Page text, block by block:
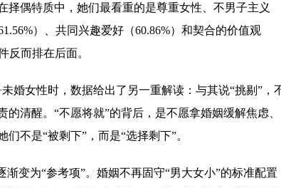
择偶特质中，她们最看重的是尊重女性、不男子主义
）、共同兴趣爱好（60.86%）和契合的价值观
反而排在后面。
婚女性时，数据给出了另一重解读：与其说“挑剔”，
清醒。“不愿将就”的背后，是不愿拿婚姻缓解焦虑、
不是“被剩下”，而是“选择剩下”。
变为“参考项”。婚姻不再固守“男大女小”的标准配置